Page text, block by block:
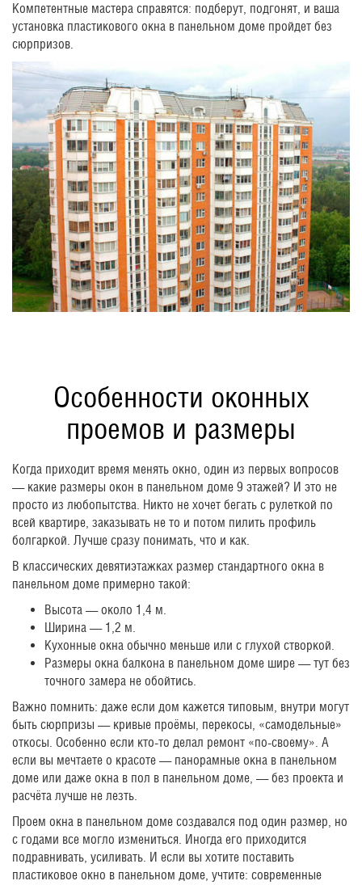
Компетентные мастера справятся: подберут, подгонят, и ваша
установка пластикового окна в панельном доме пройдет без
сюрпризов.
Особенности оконных
проемов и размеры
Когда приходит время менять окно, один из первых вопросов
— какие размеры окон в панельном доме 9 этажей? И это не
просто из любопытства. Никто не хочет бегать с рулеткой по
всей квартире, заказывать не то и потом пилить профиль
болгаркой. Лучше сразу понимать, что и как.
В классических девятиэтажках размер стандартного окна в
панельном доме примерно такой:
Высота — около 1,4 м.
Ширина — 1,2 м.
Кухонные окна обычно меньше или с глухой створкой.
Размеры окна балкона в панельном доме шире — тут без
точного замера не обойтись.
Важно помнить: даже если дом кажется типовым, внутри могут
быть сюрпризы — кривые проёмы, перекосы, «самодельные»
откосы. Особенно если кто-то делал ремонт «по-своему». А
если вы мечтаете о красоте — панорамные окна в панельном
доме или даже окна в пол в панельном доме, — без проекта и
расчёта лучше не лезть.
Проем окна в панельном доме создавался под один размер, но
с годами все могло измениться. Иногда его приходится
подравнивать, усиливать. И если вы хотите поставить
пластиковое окно в панельном доме, учтите: современные